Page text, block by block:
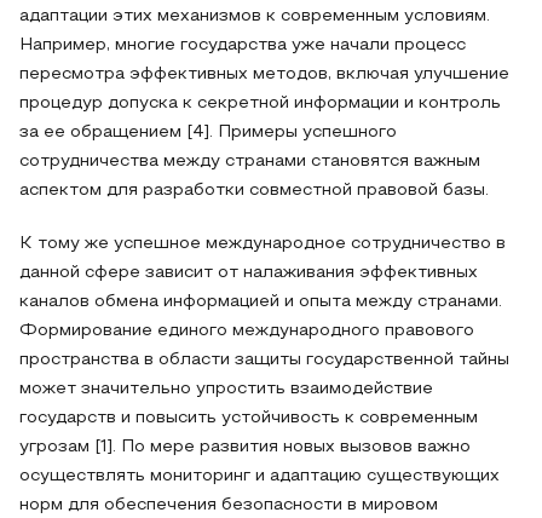
адаптации этих механизмов к современным условиям.
Например, многие государства уже начали процесс
пересмотра эффективных методов, включая улучшение
процедур допуска к секретной информации и контроль
за ее обращением [4]. Примеры успешного
сотрудничества между странами становятся важным
аспектом для разработки совместной правовой базы.
К тому же успешное международное сотрудничество в
данной сфере зависит от налаживания эффективных
каналов обмена информацией и опыта между странами.
Формирование единого международного правового
пространства в области защиты государственной тайны
может значительно упростить взаимодействие
государств и повысить устойчивость к современным
угрозам [1]. По мере развития новых вызовов важно
осуществлять мониторинг и адаптацию существующих
норм для обеспечения безопасности в мировом